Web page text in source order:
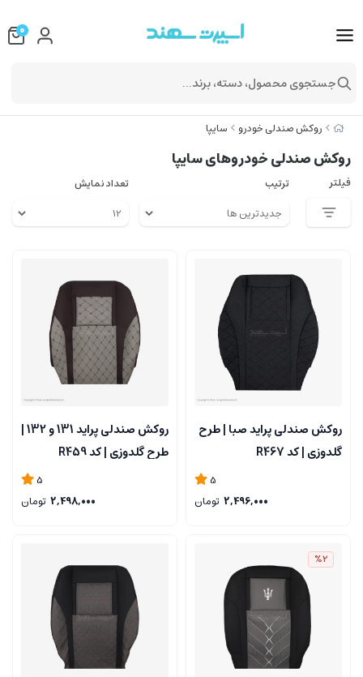
روکش صندلی خودرو سایپا
روکش صندلی خودروهای سایپا
فیلتر ترتیب تعداد نمایش
روکش صندلی پراید صبا | طرح
گلدوزی | کد R467
5
2,496,000 تومان
روکش صندلی پراید 131 و 132 |
طرح گلدوزی | کد R459
5
2,498,000 تومان
%2
0
جستجوی محصول، دسته، برند...